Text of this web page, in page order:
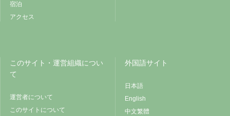
宿泊
アクセス
このサイト・運営組織につい
て
運営者について
このサイトについて
外国語サイト
日本語
English
中文繁體